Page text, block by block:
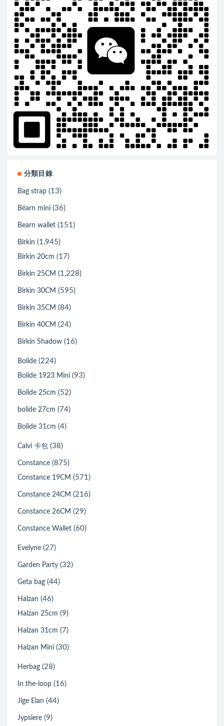
分類目錄
Bag strap (13)
Béarn mini (36)
Bearn wallet (151)
Birkin (1,945)
Birkin 20cm (17)
Birkin 25CM (1,228)
Birkin 30CM (595)
Birkin 35CM (84)
Birkin 40CM (24)
Birkin Shadow (16)
Bolide (224)
Bolide 1923 Mini (93)
Bolide 25cm (52)
bolide 27cm (74)
Bolide 31cm (4)
Calvi 卡包 (38)
Constance (875)
Constance 19CM (571)
Constance 24CM (216)
Constance 26CM (29)
Constance Wallet (60)
Evelyne (27)
Garden Party (32)
Geta bag (44)
Halzan (46)
Halzan 25cm (9)
Halzan 31cm (7)
Halzan Mini (30)
Herbag (28)
In the-loop (16)
Jige Elan (44)
Jypsiere (9)